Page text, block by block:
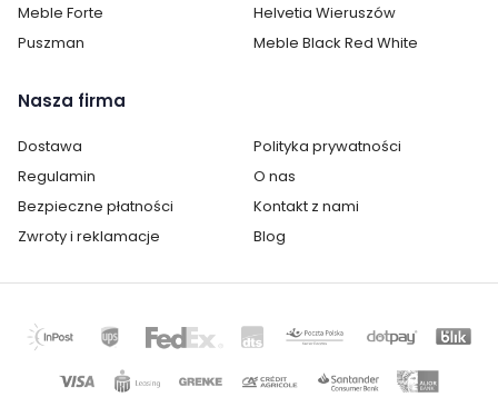
Meble Forte
Helvetia Wieruszów
Puszman
Meble Black Red White
Nasza firma
Dostawa
Polityka prywatności
Regulamin
O nas
Bezpieczne płatności
Kontakt z nami
Zwroty i reklamacje
Blog